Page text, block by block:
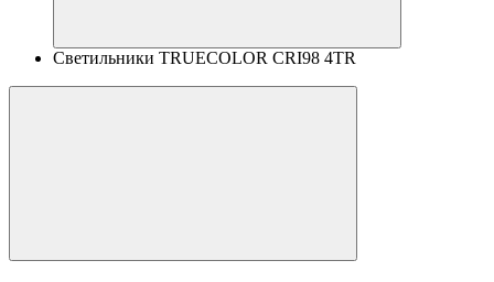
Светильники TRUECOLOR CRI98 4TR